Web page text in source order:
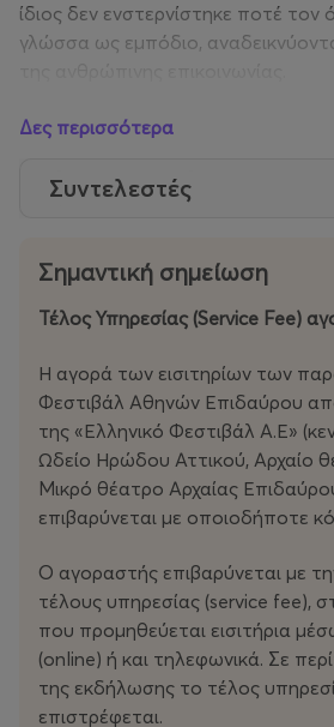
ίδιος δεν ενστερνίστηκε ποτέ τον
γλώσσα ως εμπόδιο,
Ο Ιονέσκο, με τη μοναδική του
του ανυπεράσπιστους απέναντι
θεατρική φόρμα και ανάγεται,
αιώνα, με τη Φαλακρή
Στην εκδοχή που προτείνει η
έργο αντιμετωπίζεται ως πεδίο
ανθρώπινους μηχανισμούς
πρόταση γύρω από το παράλογο,
φτιαγμένη από ετερόκλητα υλικά,
τυπικά ζευγάρια Άγγλων, μία
πυροσβέστης, ένα κουδούνι που
φωτιά. Κι όμως το πραγματικό
Πόσες κοινές λογικές χρειάζονται
παράλογο;
Δες περισσότερα
Συντελεστές
Σημαντική σημείωση
Τέλος Υπηρεσίας (Service Fee)
Η αγορά των εισιτηρίων των
Φεστιβάλ Αθηνών Επιδαύρου
της «Ελληνικό Φεστιβάλ Α.Ε»
Ωδείο Ηρώδου Αττικού, Αρχαίο
Μικρό θέατρο Αρχαίας
επιβαρύνεται με οποιοδήποτε
Ο αγοραστής επιβαρύνεται με
τέλους υπηρεσίας (service fee),
που προμηθεύεται εισιτήρια
(οnline) ή και τηλεφωνικά. Σε
της εκδήλωσης το τέλος
επιστρέφεται.